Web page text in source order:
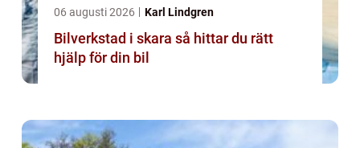
06 augusti 2026 Karl Lindgren
Bilverkstad i skara så hittar du rätt
hjälp för din bil